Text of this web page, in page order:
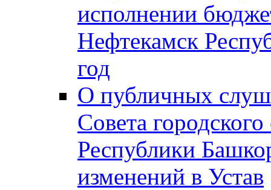
исполнении
Нефтекамск
год
О публичных
Совета
Республики
изменений в Устав